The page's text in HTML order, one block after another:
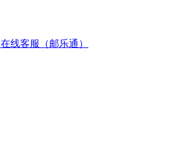
在线客服（邮乐通）